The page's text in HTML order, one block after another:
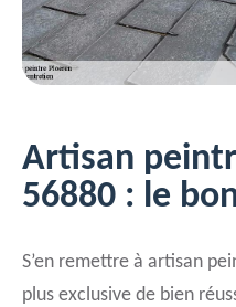
Artisan
56880 : le
S’en remettre à artisan
plus exclusive de bien